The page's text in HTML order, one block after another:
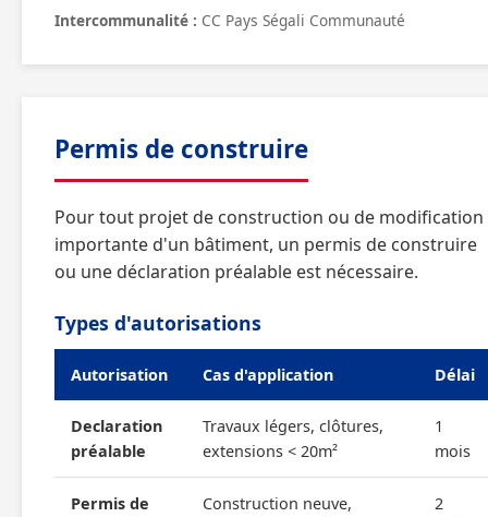
Intercommunalité : CC Pays Ségali Communauté
Permis de construire
Pour tout projet de construction ou de modification
importante d'un bâtiment, un permis de construire
ou une déclaration préalable est nécessaire.
Types d'autorisations
Autorisation Cas d'application Délai
Declaration
préalable
Travaux légers, clôtures,
extensions < 20m²
1
mois
Permis de
Construction neuve,
2